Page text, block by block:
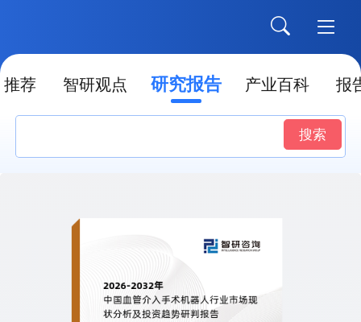
推荐 智研观点 研究报告 产业百科 报
搜索